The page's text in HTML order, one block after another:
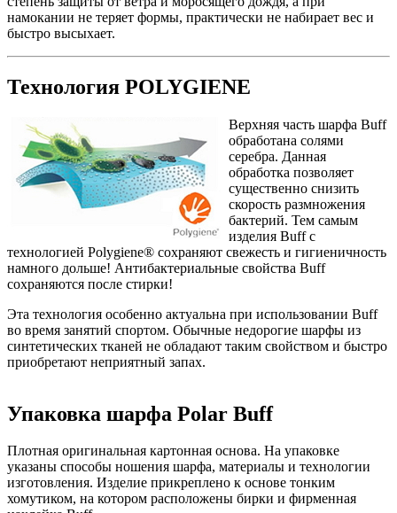
намокании не теряет формы, практически не набирает вес и
быстро высыхает.
Технология POLYGIENE
Верхняя часть шарфа Buff
обработана солями
серебра. Данная
обработка позволяет
существенно снизить
скорость размножения
бактерий. Тем самым
изделия Buff с
технологией Polygiene® сохраняют свежесть и гигиеничность
намного дольше! Антибактериальные свойства Buff
сохраняются после стирки!
Эта технология особенно актуальна при использовании Buff
во время занятий спортом. Обычные недорогие шарфы из
синтетических тканей не обладают таким свойством и быстро
приобретают неприятный запах.
Упаковка шарфа Polar Buff
Плотная оригинальная картонная основа. На упаковке
указаны способы ношения шарфа, материалы и технологии
изготовления. Изделие прикреплено к основе тонким
хомутиком, на котором расположены бирки и фирменная